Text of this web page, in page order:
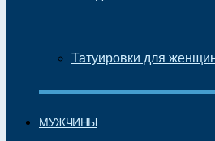
Татуировки для
МУЖЧИНЫ